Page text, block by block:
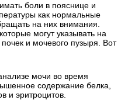
боли в пояснице и
как нормальные
на них внимания.
могут указывать на
и мочевого пузыря. Вот
мочи во время
содержание белка,
и эритроцитов.